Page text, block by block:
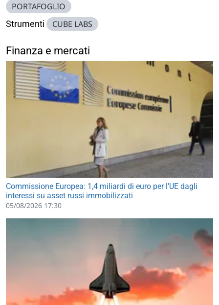
PORTAFOGLIO
Strumenti CUBE LABS
Finanza e mercati
Commissione Europea: 1,4 miliardi di euro per l'UE dagli
interessi su asset russi immobilizzati
05/08/2026 17:30